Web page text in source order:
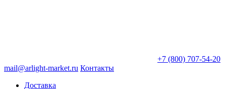
+7 (800) 707-54-20
mail@arlight-market.ru Контакты
Доставка